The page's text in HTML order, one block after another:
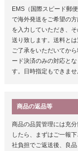
EMS（国際スピード郵
で海外発送をご希望の
を入力していただき、
送り致します。送料と
ご了承をいただいてか
ード決済のみの対応と
す。日時指定もできませ
商品の返品等
商品の品質管理には充
したら、まずはご一報
社負担でご返送後、良